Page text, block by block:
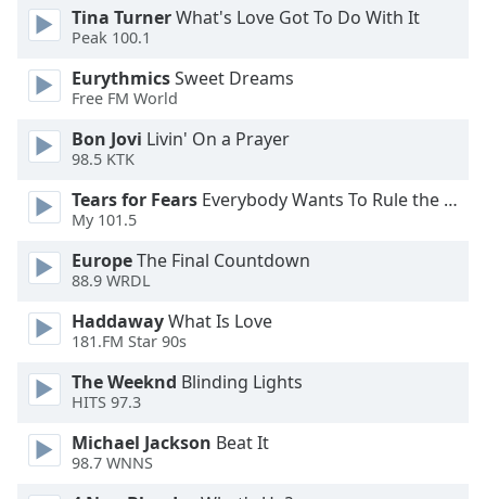
Area
Background
Font
Style
Font
Family
Tina TurnerWhat's Love Got To Do With It
Peak 100.1
EurythmicsSweet Dreams
Free FM World
Bon Jovi Livin' On a Prayer
98.5 KTK
Tears for Fears Everybody Wants To Rule the World
My 101.5
EuropeThe Final Countdown
88.9 WRDL
HaddawayWhat Is Love
181.FM Star 90s
The Weeknd Blinding Lights
HITS 97.3
Michael Jackson Beat It
98.7 WNNS